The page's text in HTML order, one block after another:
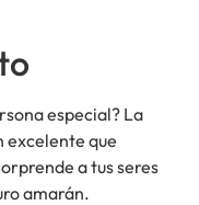
especial? La
excelente que
a tus seres
amarán.